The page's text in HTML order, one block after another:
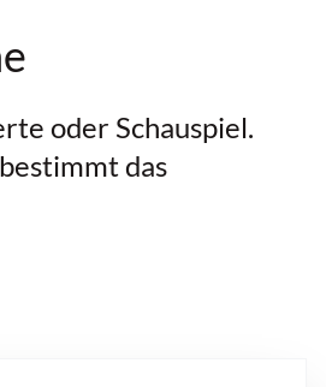
oder Schauspiel.
das